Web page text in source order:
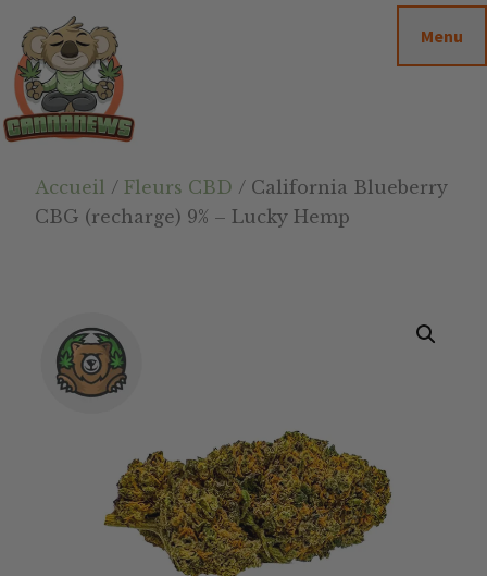
contenu
principal
barre
latérale
principale
footer
Cannanews.fr
Menu
Accueil / Fleurs CBD / California Blueberry
CBG (recharge) 9% – Lucky Hemp